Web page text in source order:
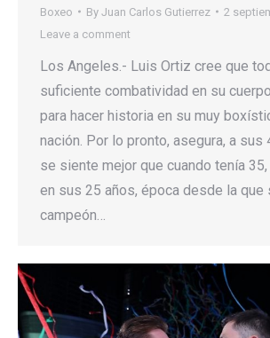
Boxeo By Juan Carlos Gutierrez
2
Leave a comment
Los Angeles.- Luis Ortiz cree que
suficiente combatividad en su
para hacer historia en su muy
nación. Por lo pronto, asegura, a sus
se siente mejor que cuando tenía
en sus 25 años, época desde la que
campeón…